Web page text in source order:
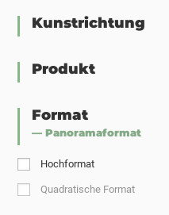
Kunstrichtung
Produkt
Format
— Panoramaformat
Hochformat
Quadratische Format